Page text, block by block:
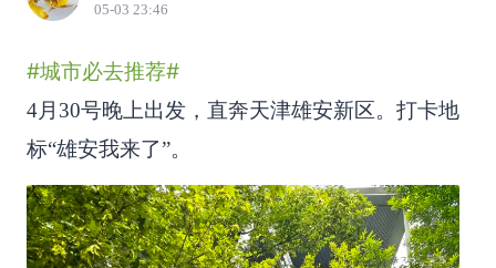
05-03 23:46
#城市必去推荐#
4月30号晚上出发，直奔天津雄安新区。打卡地
标“雄安我来了”。